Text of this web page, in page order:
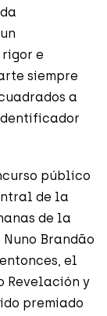
e
siempre
a
público
de la
de la
Nuno Brandão
el
Revelación y
premiado